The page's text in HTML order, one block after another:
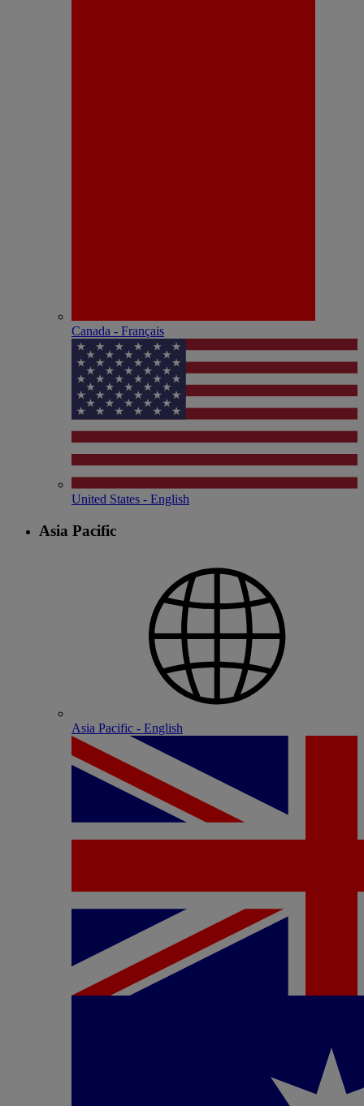
Canada - Français
United States - English
Asia Pacific
Asia Pacific - English